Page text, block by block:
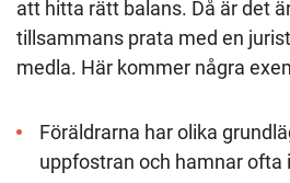
att hitta rätt balans. Då är det
tillsammans prata med en
medla. Här kommer några
Föräldrarna har olika
uppfostran och hamnar ofta